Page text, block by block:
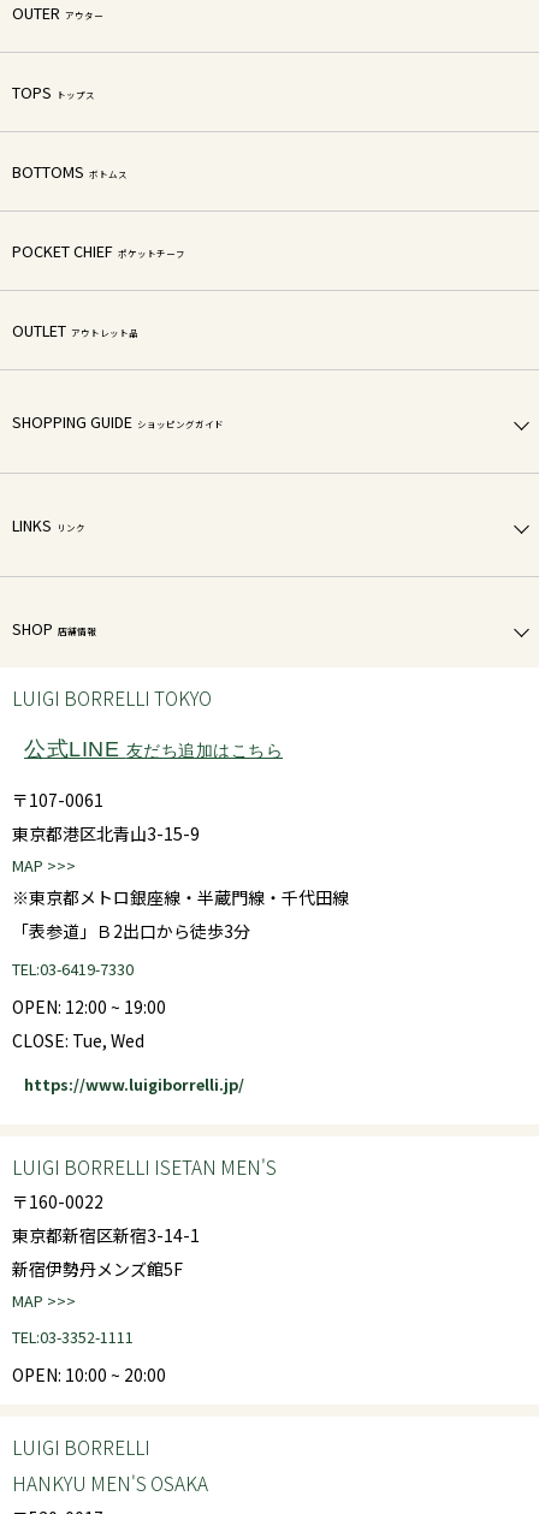
OUTER アウター
TOPS トップス
BOTTOMS ボトムス
POCKET CHIEF ポケットチーフ
OUTLET アウトレット品
SHOPPING GUIDE ショッピングガイド
LINKS リンク
SHOP 店舗情報
LUIGI BORRELLI TOKYO
公式LINE 友だち追加はこちら
〒107-0061
東京都港区北青山3-15-9
MAP >>>
※東京都メトロ銀座線・半蔵門線・千代田線
「表参道」Ｂ2出口から徒歩3分
TEL:03-6419-7330
OPEN: 12:00 ~ 19:00
CLOSE: Tue, Wed
https://www.luigiborrelli.jp/
LUIGI BORRELLI ISETAN MEN'S
〒160-0022
東京都新宿区新宿3-14-1
新宿伊勢丹メンズ館5F
MAP >>>
TEL:03-3352-1111
OPEN: 10:00 ~ 20:00
LUIGI BORRELLI
HANKYU MEN'S OSAKA